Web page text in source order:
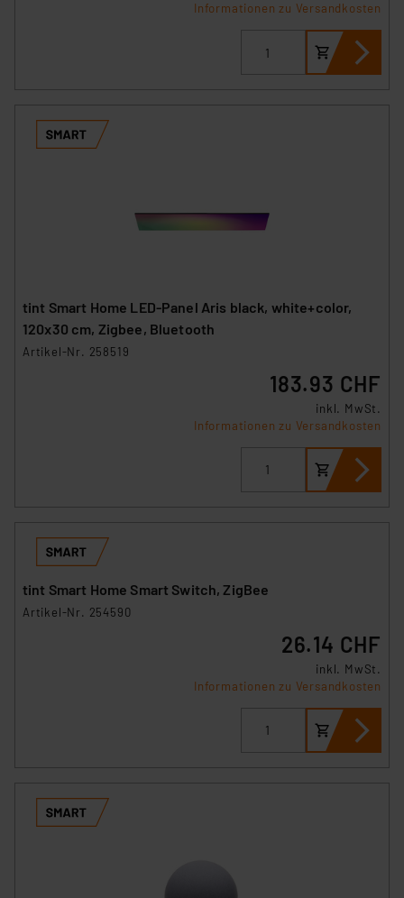
Informationen zu Versandkosten
tint Smart Home LED-Panel Aris black, white+color,
120x30 cm, Zigbee, Bluetooth
Artikel-Nr. 258519
183.93 CHF
inkl. MwSt.
Informationen zu Versandkosten
tint Smart Home Smart Switch, ZigBee
Artikel-Nr. 254590
26.14 CHF
inkl. MwSt.
Informationen zu Versandkosten